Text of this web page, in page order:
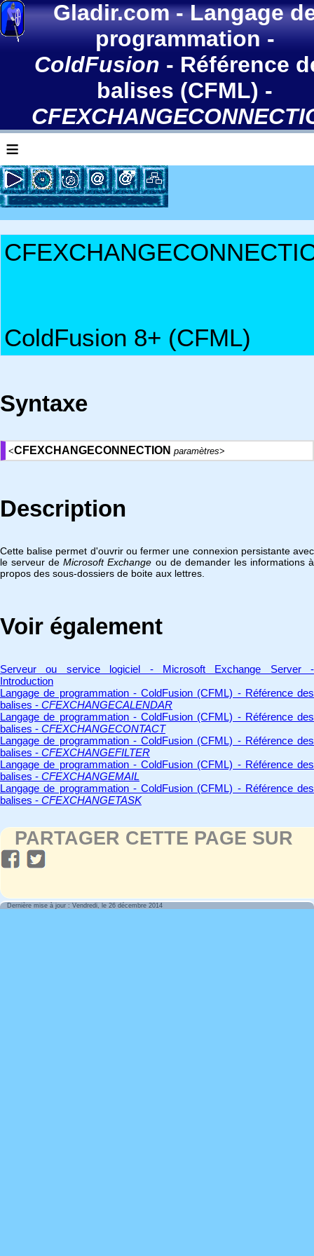
Gladir.com-Langage
programmation-
ColdFusion - Référence
balises (CFML) -
≡
ColdFusion 8+ (CFML)
Syntaxe
<CFEXCHANGECONNECTION paramètres>
Description
Cette balise permet d'ouvrir ou fermer une connexion persistante avec
le serveur deMicrosoft Exchange ou de demander les informations à
propos des sous-dossiers de boite aux lettres.
Voir également
Serveur ou service logiciel - Microsoft Exchange Server -
Introduction
Langage de programmation - ColdFusion (CFML) - Référence des
balises - CFEXCHANGECALENDAR
Langage de programmation - ColdFusion (CFML) - Référence des
balises - CFEXCHANGECONTACT
Langage de programmation - ColdFusion (CFML) - Référence des
balises - CFEXCHANGEFILTER
Langage de programmation - ColdFusion (CFML) - Référence des
balises - CFEXCHANGEMAIL
Langage de programmation - ColdFusion (CFML) - Référence des
balises - CFEXCHANGETASK
PARTAGER CETTE PAGE SUR
Dernière mise à jour : Vendredi, le 26 décembre 2014